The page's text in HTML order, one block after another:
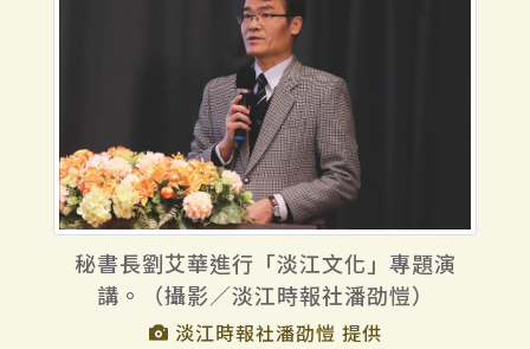
秘書長劉艾華進行「淡江文化」專題演
講。（攝影／淡江時報社潘劭愷）
淡江時報社潘劭愷 提供